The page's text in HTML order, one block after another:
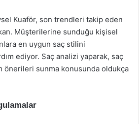
Kuaför, son trendleri takip eden
Müşterilerine sunduğu kişisel
en uygun saç stilini
ediyor. Saç analizi yaparak, saç
önerileri sunma konusunda oldukça